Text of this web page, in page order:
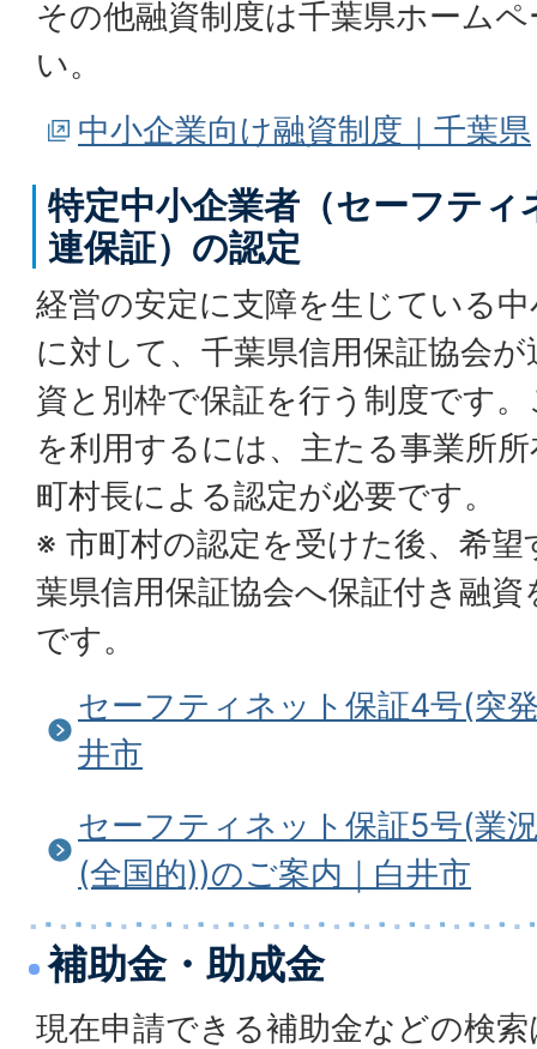
その他融資制度は千葉県ホーム
い。
中小企業向け融資制度｜千葉県
特定中小企業者（セーフティ
連保証）の認定
経営の安定に支障を生じている
に対して、千葉県信用保証協会が
資と別枠で保証を行う制度です
を利用するには、主たる事業所
町村長による認定が必要です。
※ 市町村の認定を受けた後、希
葉県信用保証協会へ保証付き融
です。
セーフティネット保証4号(突
井市
セーフティネット保証5号(業
(全国的))のご案内｜白井市
補助金・助成金
現在申請できる補助金などの検